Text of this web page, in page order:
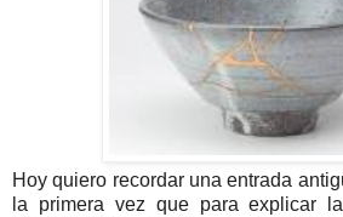
Hoy quiero recordar una entrada
la primera vez que para explicar